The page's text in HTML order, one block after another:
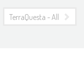
İncelemesi
TerraQuesta - Alkaban